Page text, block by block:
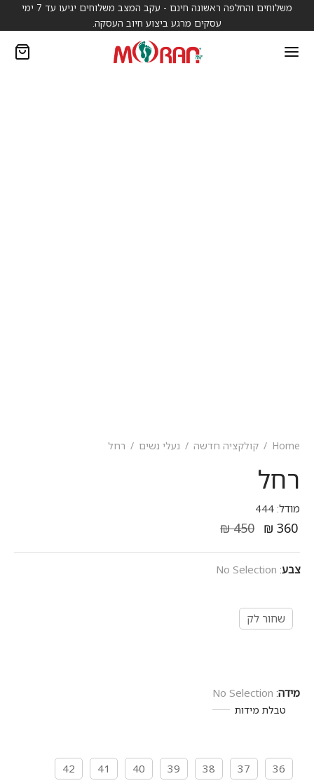
משלוחים והחלפה ראשונה חינם - עקב המצב משלוחים יגיעו עד 7 ימי
עסקים מרגע ביצוע חיוב העסקה.
Home
/ קולקציה חדשה / נעלי נשים / רחל
רחל
מודל: 444
₪ 360
₪450
צבע:
No Selection
שחור לק
מידה:
No Selection
טבלת מידות
36
37
38
39
40
41
42